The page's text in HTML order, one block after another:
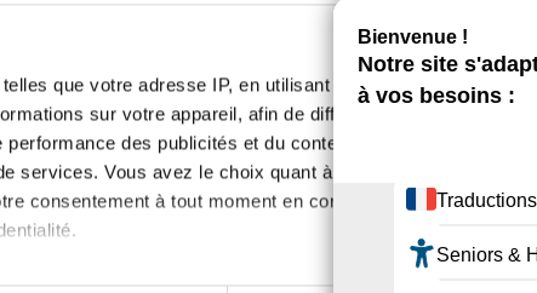
que votre adresse IP, en utilisant des
sur votre appareil, afin de diffuser des
des publicités et du contenu, ainsi que de
services. Vous avez le choix quant à l'utilisation de
consentement à tout moment en consultant la
tout les cas j’ai des examens poussé j’aurais sûrement un